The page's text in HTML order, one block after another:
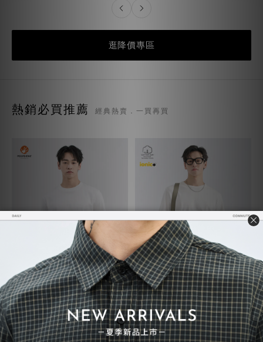
逛降價專區
熱銷必買推薦 經典熱賣．一買再買
質感TEE 7.0
NT$730NT$780
超級重磅TEE
NT$748NT$850